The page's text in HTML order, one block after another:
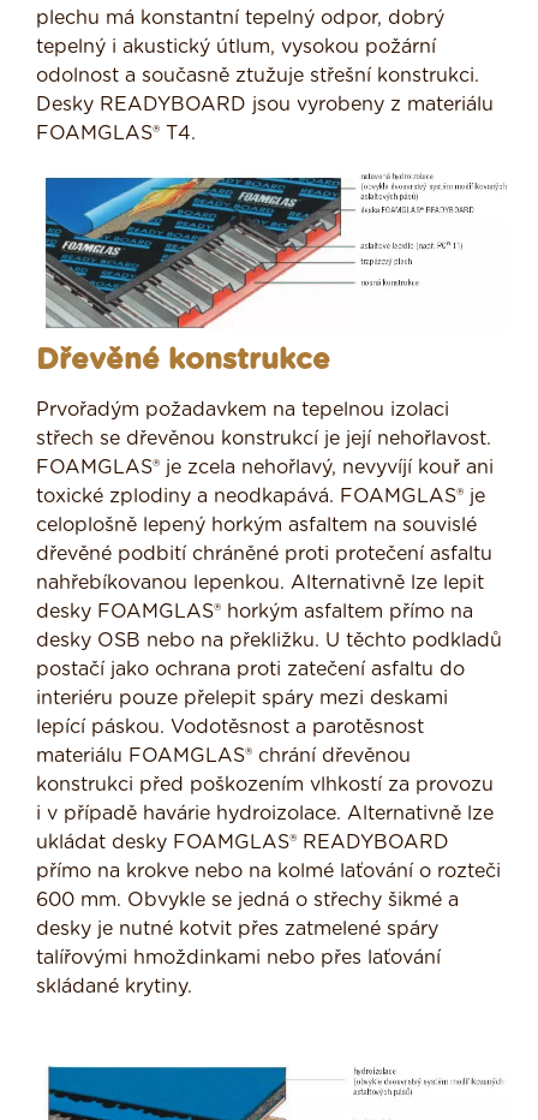
plechu má konstantní tepelný odpor, dobrý
tepelný i akustický útlum, vysokou požární
odolnost a současně ztužuje střešní konstrukci.
Desky READYBOARD jsou vyrobeny z materiálu
FOAMGLAS® T4.
Dřevěné konstrukce
Prvořadým požadavkem na tepelnou izolaci
střech se dřevěnou konstrukcí je její nehořlavost.
FOAMGLAS® je zcela nehořlavý, nevyvíjí kouř ani
toxické zplodiny a neodkapává. FOAMGLAS® je
celoplošně lepený horkým asfaltem na souvislé
dřevěné podbití chráněné proti protečení asfaltu
nahřebíkovanou lepenkou. Alternativně lze lepit
desky FOAMGLAS® horkým asfaltem přímo na
desky OSB nebo na překližku. U těchto podkladů
postačí jako ochrana proti zatečení asfaltu do
interiéru pouze přelepit spáry mezi deskami
lepící páskou. Vodotěsnost a parotěsnost
materiálu FOAMGLAS® chrání dřevěnou
konstrukci před poškozením vlhkostí za provozu
i v případě havárie hydroizolace. Alternativně lze
ukládat desky FOAMGLAS® READYBOARD
přímo na krokve nebo na kolmé laťování o rozteči
600 mm. Obvykle se jedná o střechy šikmé a
desky je nutné kotvit přes zatmelené spáry
talířovými hmoždinkami nebo přes laťování
skládané krytiny.